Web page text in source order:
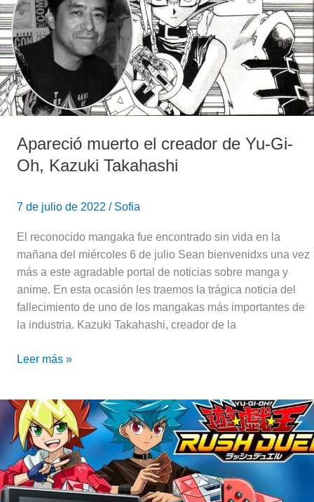
Apareció muerto el creador de Yu-Gi-
Oh, Kazuki Takahashi
7 de julio de 2022 / Sofia
El reconocido mangaka fue encontrado sin vida en la
mañana del miércoles 6 de julio Sean bienvenidxs una vez
más a este agradable portal de noticias sobre manga y
anime. En esta ocasión les traemos la trágica noticia del
fallecimiento de uno de los mangakas más importantes de
la industria. Kazuki Takahashi, creador de la
Oh,
Kazuki
Takahashi
Leer más »
¡Yu-
Gi-
Oh!
Rush
Duel
llega